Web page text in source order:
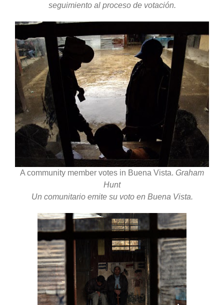
seguimiento al proceso de votación.
A community member votes in Buena Vista. Graham
Hunt
Un comunitario emite su voto en Buena Vista.